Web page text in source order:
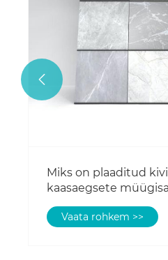
Miks on plaaditud
kaasaegsete
hädavajalikud?
Vaata rohkem >>
